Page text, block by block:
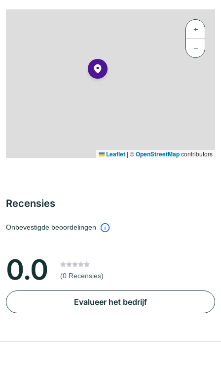
+
−
Leaflet | ©OpenStreetMapcontributors
Recensies
Onbevestigde beoordelingen
0.0 (0 Recensies)
Evalueer het bedrijf